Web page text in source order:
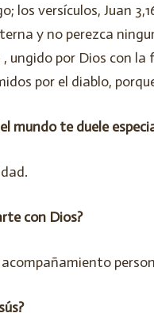
los versículos, Juan
y no perezca
ungido por Dios con
por el diablo,
mundo te duele
con Dios?